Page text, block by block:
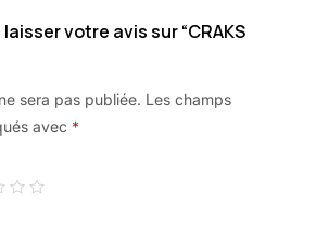
votre avis sur “CRAKS
sera pas publiée. Les champs
avec *